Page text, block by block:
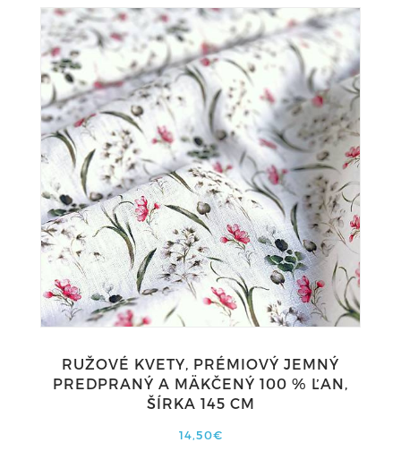
RUŽOVÉ KVETY, PRÉMIOVÝ JEMNÝ
PREDPRANÝ A MÄKČENÝ 100 % ĽAN,
ŠÍRKA 145 CM
14,50€